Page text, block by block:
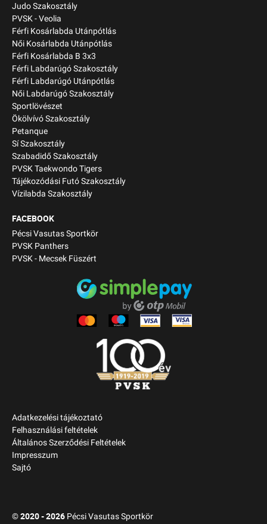
Judo Szakosztály
PVSK - Veolia
Férfi Kosárlabda Utánpótlás
Női Kosárlabda Utánpótlás
Férfi Kosárlabda B 3x3
Férfi Labdarúgó Szakosztály
Férfi Labdarúgó Utánpótlás
Női Labdarúgó Szakosztály
Sportlövészet
Ökölvívó Szakosztály
Petanque
Sí Szakosztály
Szabadidő Szakosztály
PVSK Taekwondo Tigers
Tájékozódási Futó Szakosztály
Vízilabda Szakosztály
FACEBOOK
Pécsi Vasutas Sportkör
PVSK Panthers
PVSK - Mecsek Füszért
Adatkezelési tájékoztató
Felhasználási feltételek
Általános Szerződési Feltételek
Impresszum
Sajtó
©2020 - 2026 Pécsi Vasutas Sportkör